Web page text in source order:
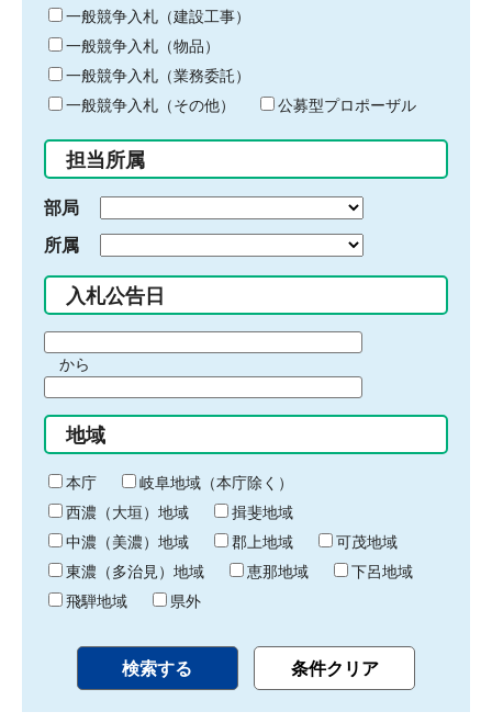
キ
ー
ワ
ー
ド
入
力
一般競争入札（建設工事）
一般競争入札（物品）
一般競争入札（業務委託）
一般競争入札（その他）
公募型プロポーザル
担当所属
部局
所属
入札公告日
間
始
り
から
間
終
わ
り
地域
本庁
岐阜地域（本庁除く）
西濃（大垣）地域
揖斐地域
中濃（美濃）地域
郡上地域
可茂地域
東濃（多治見）地域
恵那地域
下呂地域
飛騨地域
県外